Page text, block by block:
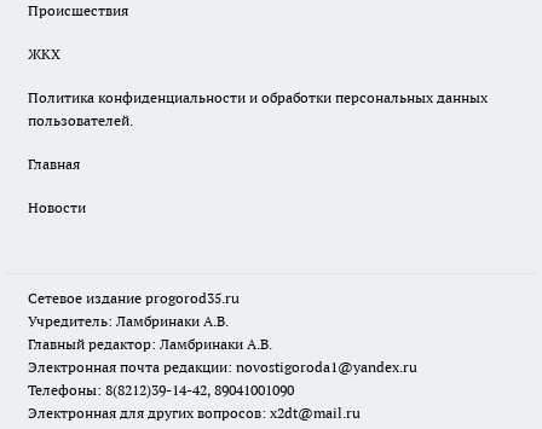
Происшествия
ЖКХ
Политика конфиденциальности и обработки персональных данных
пользователей.
Главная
Новости
Сетевое издание progorod35.ru
Учредитель: Ламбринаки А.В.
Главный редактор: Ламбринаки А.В.
Электронная почта редакции: novostigoroda1@yandex.ru
Телефоны: 8(8212)39-14-42, 89041001090
Электронная для других вопросов: x2dt@mail.ru